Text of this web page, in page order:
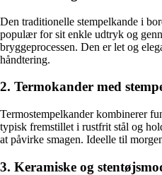
Den traditionelle stempelkande i
populær for sit enkle udtryk og
bryggeprocessen. Den er let og
håndtering.
2. Termokander med
Termostempelkander kombinerer
typisk fremstillet i rustfrit stål og
at påvirke smagen. Ideelle til
3. Keramiske og